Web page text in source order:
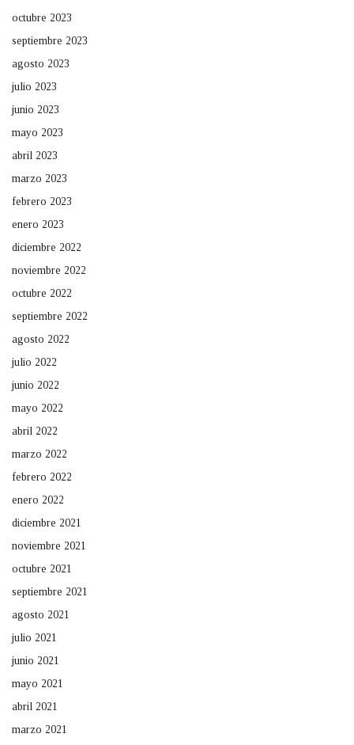
octubre 2023
septiembre 2023
agosto 2023
julio 2023
junio 2023
mayo 2023
abril 2023
marzo 2023
febrero 2023
enero 2023
diciembre 2022
noviembre 2022
octubre 2022
septiembre 2022
agosto 2022
julio 2022
junio 2022
mayo 2022
abril 2022
marzo 2022
febrero 2022
enero 2022
diciembre 2021
noviembre 2021
octubre 2021
septiembre 2021
agosto 2021
julio 2021
junio 2021
mayo 2021
abril 2021
marzo 2021